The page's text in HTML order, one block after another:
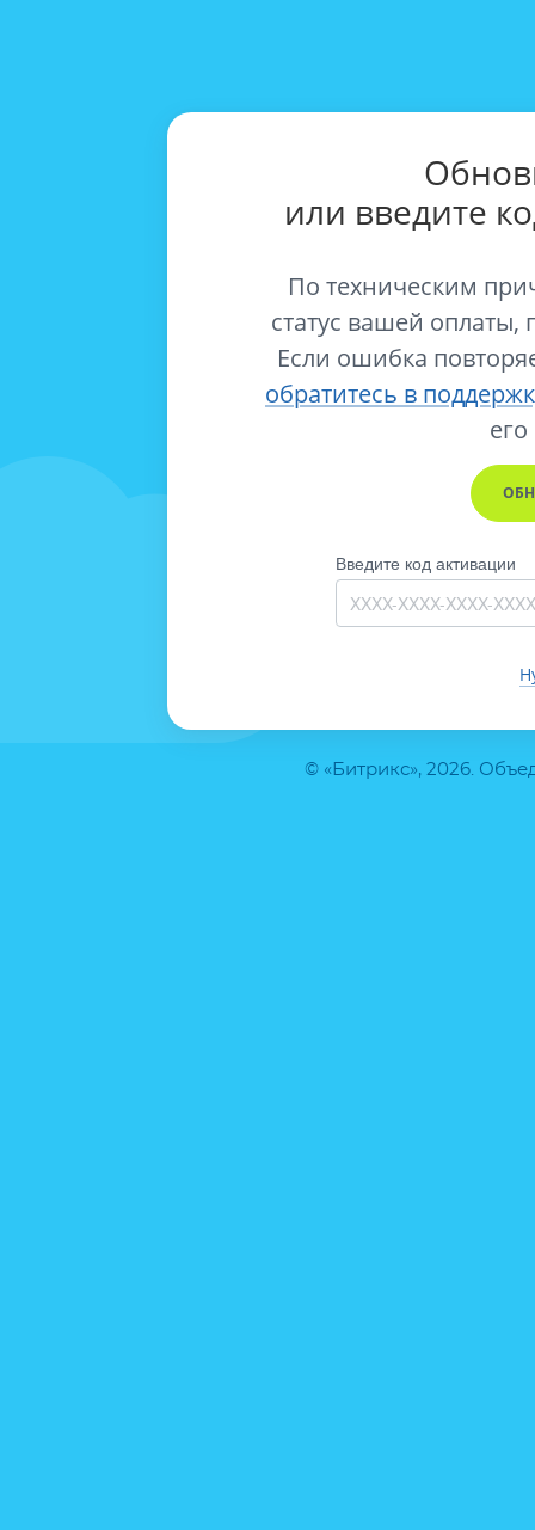
© «Битрикс», 2026.
или введите
По техническим
статус вашей оплаты,
Если ошибка
обратитесь в
его
Введите код активации